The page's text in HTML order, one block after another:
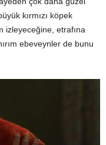
kırmızı köpek
izleyeceğine, etrafına
ebeveynler de bunu